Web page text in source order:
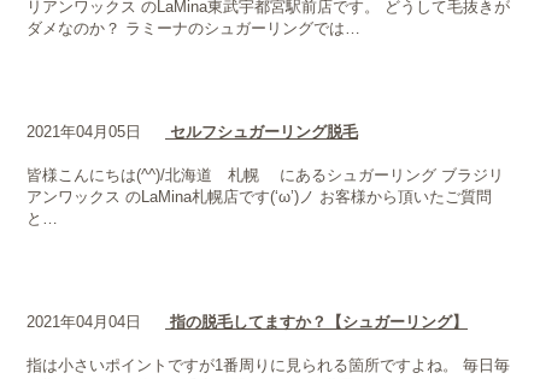
リアンワックス のLaMina東武宇都宮駅前店です。 どうして毛抜きが
ダメなのか？ ラミーナのシュガーリングでは…
2021年04月05日 セルフシュガーリング脱毛
皆様こんにちは(^^)/北海道 札幌 にあるシュガーリング ブラジリ
アンワックス のLaMina札幌店です(‘ω’)ノ お客様から頂いたご質問
と…
2021年04月04日 指の脱毛してますか？【シュガーリング】
指は小さいポイントですが1番周りに見られる箇所ですよね。 毎日毎